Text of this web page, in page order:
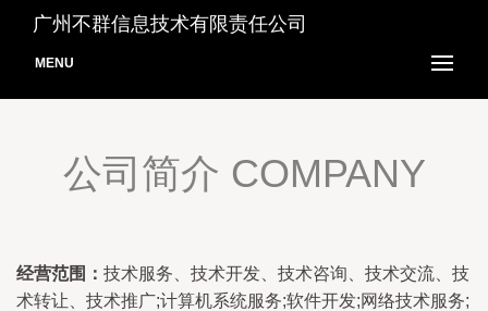
广州不群信息技术有限责任公司
MENU
公司简介 COMPANY
经营范围： 技术服务、技术开发、技术咨询、技术交流、技
术转让、技术推广;计算机系统服务;软件开发;网络技术服务;